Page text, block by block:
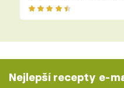
Nejlepší recepty e-